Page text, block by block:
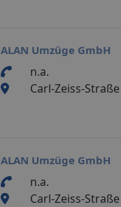
ALAN Umzüge GmbH
n.a.
Carl-Zeiss-
ALAN Umzüge GmbH
n.a.
Carl-Zeiss-